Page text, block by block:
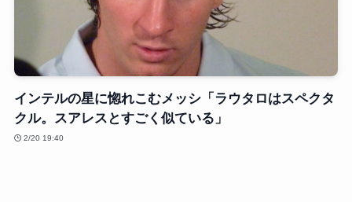
インテルの星に惚れこむメッシ「ラウタロはスペクタ
クル。スアレスとすごく似ている」
2/20 19:40